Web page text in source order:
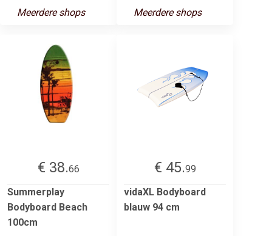
Meerdere shops Meerdere shops
€ 38.66
Summerplay
Bodyboard Beach
100cm
€ 45.99
vidaXL Bodyboard
blauw 94 cm